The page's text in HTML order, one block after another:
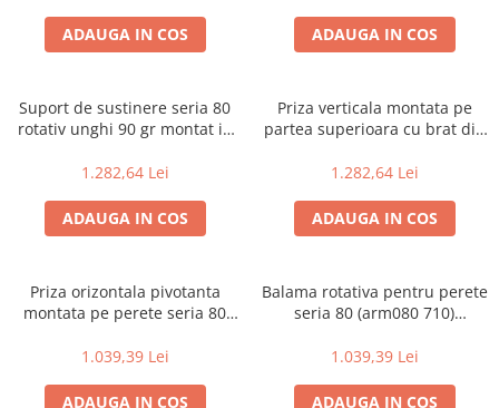
ADAUGA IN COS ADAUGA IN COS
Suport de sustinere seria 80
rotativ unghi 90 gr montat in
(variante multiple)
1.282,64 Lei
ADAUGA IN COS
Priza verticala montata pe
partea superioara cu brat din
(variante multiple)
1.282,64 Lei
ADAUGA IN COS
Priza orizontala pivotanta
montata pe perete seria 80
multiple)
1.039,39 Lei
ADAUGA IN COS
Balama rotativa pentru perete
seria 80 (arm080 710)
1.039,39 Lei
ADAUGA IN COS